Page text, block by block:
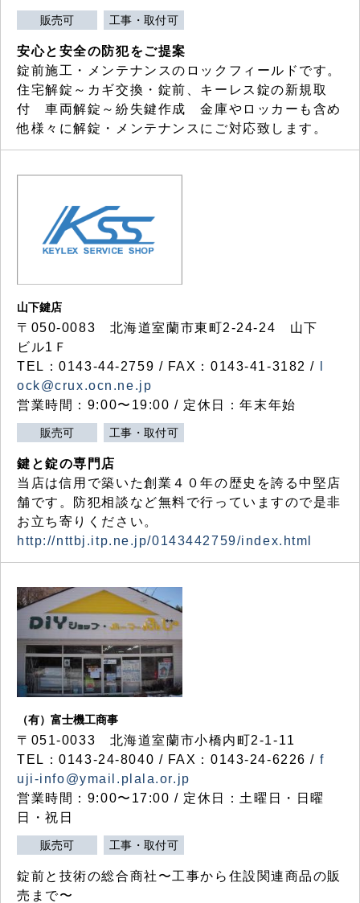
販売可 工事・取付可
安心と安全の防犯をご提案
錠前施工・メンテナンスのロックフィールドです。
住宅解錠～カギ交換・錠前、キーレス錠の新規取
付 車両解錠～紛失鍵作成 金庫やロッカーも含め
他様々に解錠・メンテナンスにご対応致します。
山下鍵店
〒050-0083 北海道室蘭市東町2-24-24 山下
ビル1Ｆ
TEL：0143-44-2759 / FAX：0143-41-3182 /
ock@crux.ocn.ne.jp
営業時間：9:00〜19:00 / 定休日：年末年始
販売可 工事・取付可
鍵と錠の専門店
当店は信用で築いた創業４０年の歴史を誇る中堅店
舗です。防犯相談など無料で行っていますので是非
お立ち寄りください。
http://nttbj.itp.ne.jp/0143442759/index.html
（有）富士機工商事
〒051-0033 北海道室蘭市小橋内町2-1-11
TEL：0143-24-8040 / FAX：0143-24-6226 / f
uji-info@ymail.plala.or.jp
営業時間：9:00〜17:00 / 定休日：土曜日・日曜
日・祝日
販売可 工事・取付可
錠前と技術の総合商社〜工事から住設関連商品の販
売まで〜